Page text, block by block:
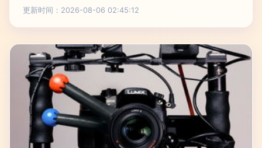
更新时间：2026-08-06 02:45:12